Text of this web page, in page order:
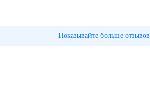
Показывайте больше отзывов